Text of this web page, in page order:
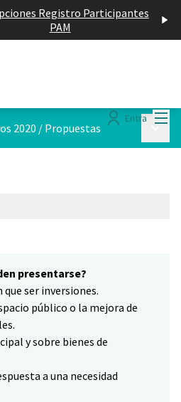
Registro Participantes
PAM
Entra
2020 / Propuestas
presentarse?
ser inversiones.
público o la mejora de
y sobre bienes de
a una necesidad